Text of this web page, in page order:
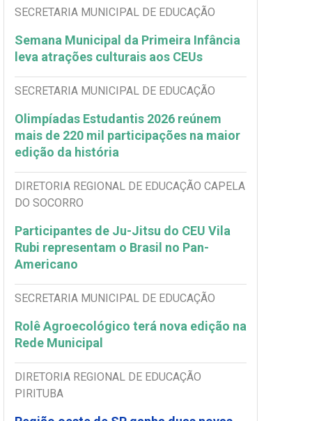
SECRETARIA MUNICIPAL DE EDUCAÇÃO
Semana Municipal da Primeira Infância
leva atrações culturais aos CEUs
SECRETARIA MUNICIPAL DE EDUCAÇÃO
Olimpíadas Estudantis 2026 reúnem
mais de 220 mil participações na maior
edição da história
DIRETORIA REGIONAL DE EDUCAÇÃO CAPELA
DO SOCORRO
Participantes de Ju-Jitsu do CEU Vila
Rubi representam o Brasil no Pan-
Americano
SECRETARIA MUNICIPAL DE EDUCAÇÃO
Rolê Agroecológico terá nova edição na
Rede Municipal
DIRETORIA REGIONAL DE EDUCAÇÃO
PIRITUBA